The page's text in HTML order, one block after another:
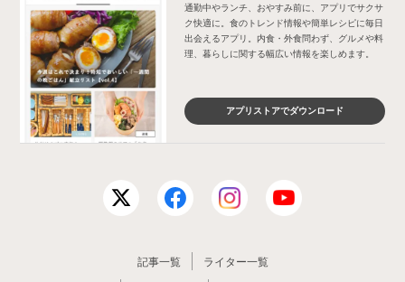
通勤中やランチ、おやすみ前に、アプリでサクサ
ク快適に。食のトレンド情報や簡単レシピに毎日
出会えるアプリ。内食・外食問わず、グルメや料
理、暮らしに関する幅広い情報を楽しめます。
アプリストアでダウンロード
記事一覧
ライター一覧